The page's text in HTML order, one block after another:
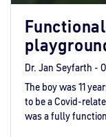
Dr. Jan Seyfarth -
The boy was 11
to be a Covid-
was a fully